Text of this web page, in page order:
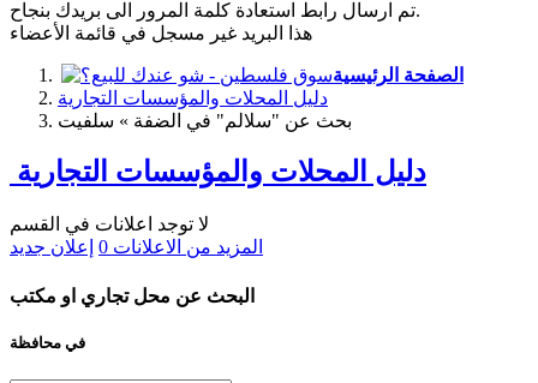
تم ارسال رابط استعادة كلمة المرور الى بريدك بنجاح.
هذا البريد غير مسجل في قائمة الأعضاء
الصفحة الرئيسية
دليل المحلات والمؤسسات التجارية
بحث عن "سلالم" في الضفة » سلفيت
دليل المحلات والمؤسسات التجارية
لا توجد اعلانات في القسم
المزيد من الاعلانات 0 إعلان جديد
البحث عن محل تجاري او مكتب
في محافظة